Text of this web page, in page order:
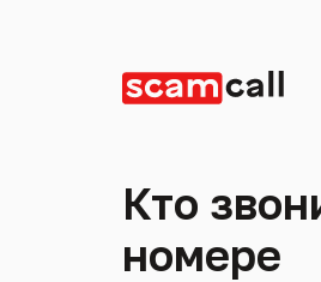
Кто
номере